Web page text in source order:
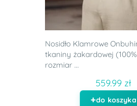
Nosidło Klamrowe
tkaniny żakardowej
rozmiar ...
559.99 zł
do koszyka